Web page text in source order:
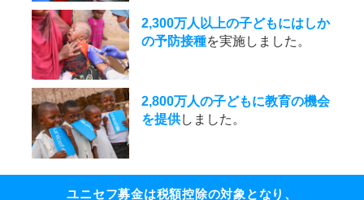
2,300万人以上の子どもにはしか
の予防接種を実施しました。
2,800万人の子どもに教育の機会
を提供しました。
ユニセフ募金は税額控除の対象となり、